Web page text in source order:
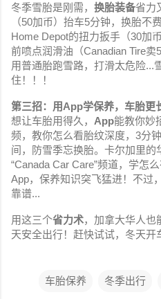
冬季雪胎是刚需， 换胎装备省力
（50加币）抬车5分钟，换胎不
Home Depot的扭力扳手（30加
前喷点润滑油（Canadian Tire
用普通胎跑雪路，打滑太危险...
住！！！
第三招：用App学保养，车胎更
想让车胎用得久， App能教你妙
频，教你怎么看胎纹深度，3分钟
间，防雪季忘换胎。卡尔加里的
“Canada Car Care”频道，学怎
App，保养知识突飞猛进！不过
靠谱...
用这三个省力术，加拿大华人也
天安全出行！赶快试试，冬天开
车胎保养 冬季出行